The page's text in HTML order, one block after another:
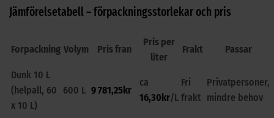
Jämförelsetabell – förpackningsstorlekar och pris
Forpackning Volym Pris fran
Pris per
liter
Frakt Passar
Dunk 10 L
(helpall, 60
x 10 L)
600 L 9 781,25kr
ca
16,30kr/L
Fri
frakt
Privatpersoner,
mindre behov